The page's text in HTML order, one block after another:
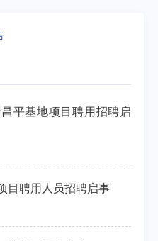
平基地项目聘用招聘启
目聘用人员招聘启事